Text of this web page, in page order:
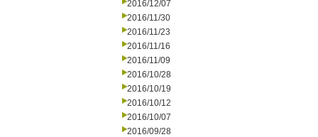
2016/12/07
2016/11/30
2016/11/23
2016/11/16
2016/11/09
2016/10/28
2016/10/19
2016/10/12
2016/10/07
2016/09/28